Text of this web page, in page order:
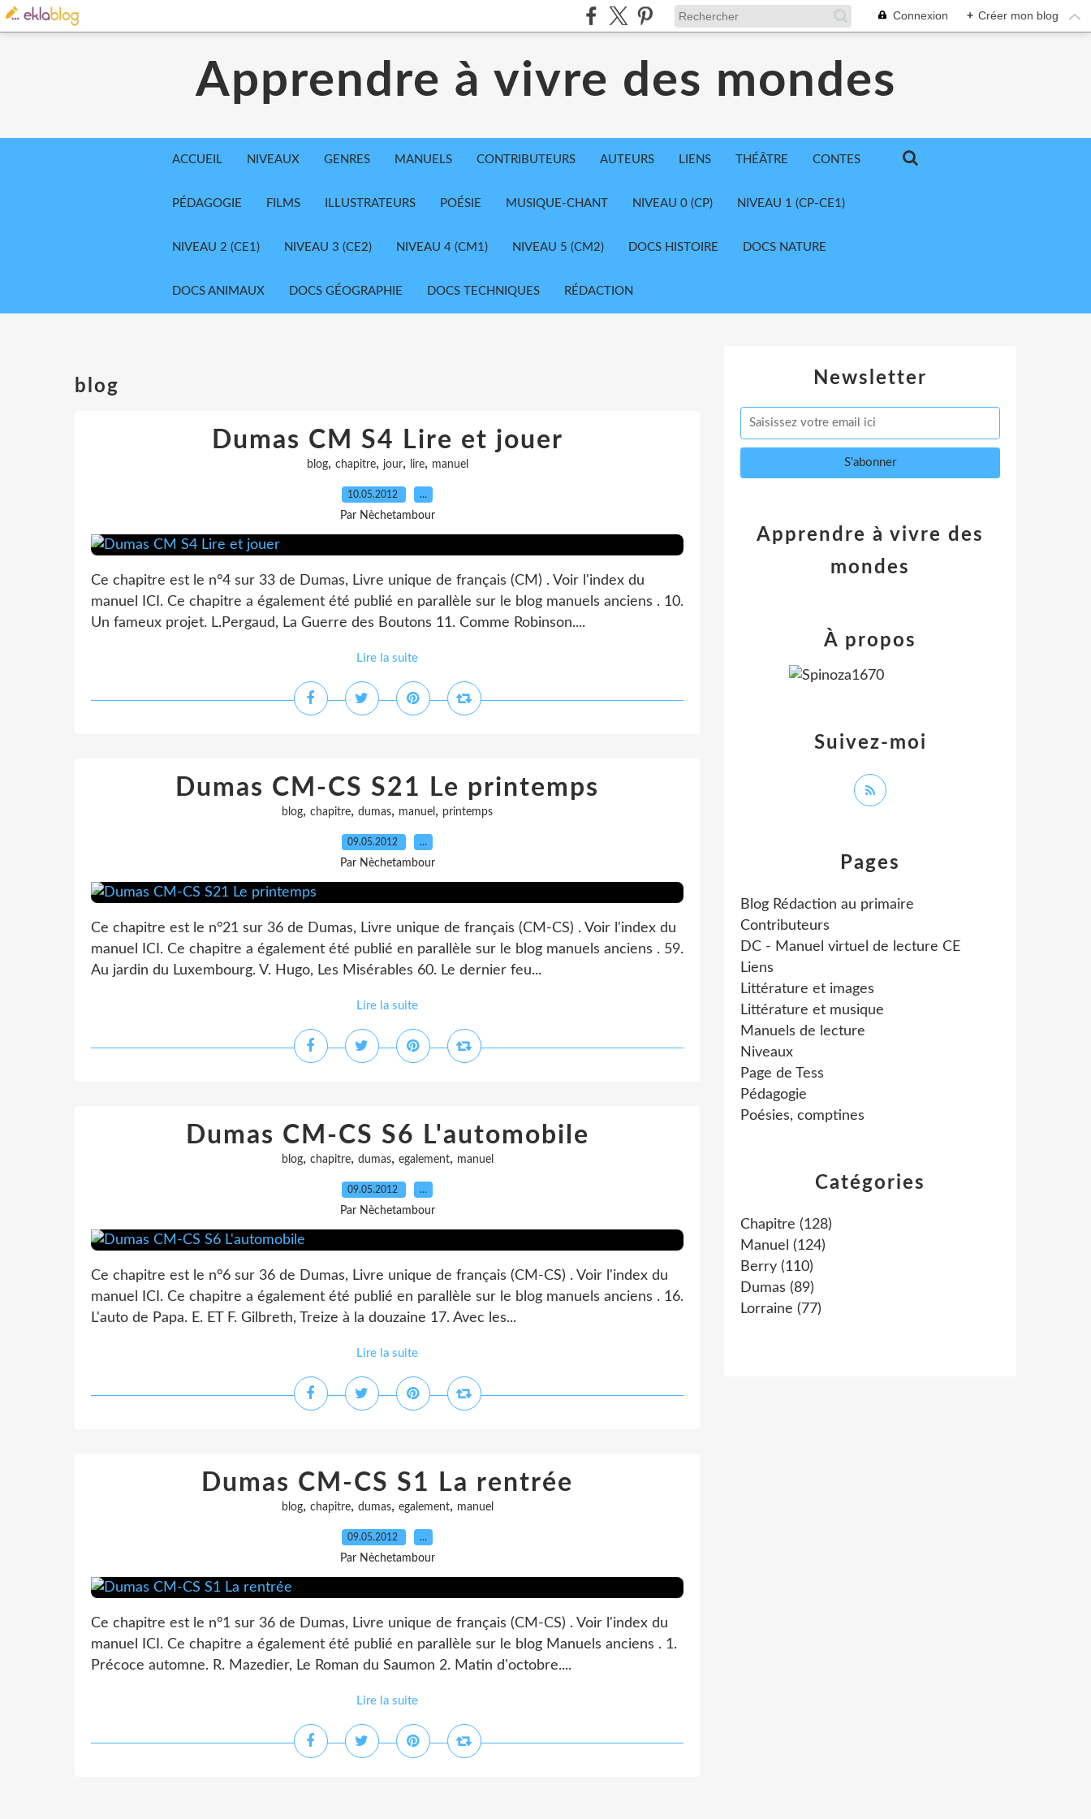
Connexion + Créer mon blog
Apprendre à vivre des mondes
ACCUEIL NIVEAUX GENRES MANUELS CONTRIBUTEURS AUTEURS LIENS THÉÂTRE CONTES
PÉDAGOGIE FILMS ILLUSTRATEURS POÉSIE MUSIQUE-CHANT NIVEAU 0 (CP) NIVEAU 1 (CP-CE1)
NIVEAU 2 (CE1) NIVEAU 3 (CE2) NIVEAU 4 (CM1) NIVEAU 5 (CM2) DOCS HISTOIRE DOCS NATURE
DOCS ANIMAUX DOCS GÉOGRAPHIE DOCS TECHNIQUES RÉDACTION
blog
Dumas CM S4 Lire et jouer
blog, chapitre, jour, lire, manuel
10.05.2012 …
Par Nèchetambour
Ce chapitre est le n°4 sur 33 de Dumas, Livre unique de français (CM) . Voir l'index du
manuel ICI. Ce chapitre a également été publié en parallèle sur le blog manuels anciens . 10.
Un fameux projet. L.Pergaud, La Guerre des Boutons 11. Comme Robinson....
Lire la suite
Dumas CM-CS S21 Le printemps
blog, chapitre, dumas, manuel , printemps
09.05.2012 …
Par Nèchetambour
Ce chapitre est le n°21 sur 36 de Dumas, Livre unique de français (CM-CS) . Voir l'index du
manuel ICI. Ce chapitre a également été publié en parallèle sur le blog manuels anciens . 59.
Au jardin du Luxembourg. V. Hugo, Les Misérables 60. Le dernier feu...
Lire la suite
Dumas CM-CS S6 L'automobile
blog, chapitre, dumas, egalement, manuel
09.05.2012 …
Par Nèchetambour
Ce chapitre est le n°6 sur 36 de Dumas, Livre unique de français (CM-CS) . Voir l'index du
manuel ICI. Ce chapitre a également été publié en parallèle sur le blog manuels anciens . 16.
L'auto de Papa. E. ET F. Gilbreth, Treize à la douzaine 17. Avec les...
Lire la suite
Dumas CM-CS S1 La rentrée
blog, chapitre, dumas, egalement, manuel
09.05.2012 …
Par Nèchetambour
Ce chapitre est le n°1 sur 36 de Dumas, Livre unique de français (CM-CS) . Voir l'index du
manuel ICI. Ce chapitre a également été publié en parallèle sur le blog Manuels anciens . 1.
Précoce automne. R. Mazedier, Le Roman du Saumon 2. Matin d'octobre....
Lire la suite
Newsletter
Catégories
Chapitre (128)
Manuel (124)
Berry (110)
Dumas (89)
Lorraine (77)
Pages
Blog Rédaction au primaire
Contributeurs
DC - Manuel virtuel de lecture CE
Liens
Littérature et images
Littérature et musique
Manuels de lecture
Niveaux
Page de Tess
Pédagogie
Poésies, comptines
Apprendre à vivre des
mondes
Suivez-moi
À propos